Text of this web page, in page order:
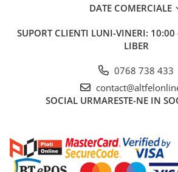
Igiena Intima
Absorbante Incontinenta
Lotiuni si Geluri Intime
Servetele Umede pentru Adulti
Igiena Orala
DATE COMERCIALE
SUPORT CLIENTI LUNI-VINERI: 10:00
LIBER
0768 738 433
SOCIAL URMARESTE-NE IN